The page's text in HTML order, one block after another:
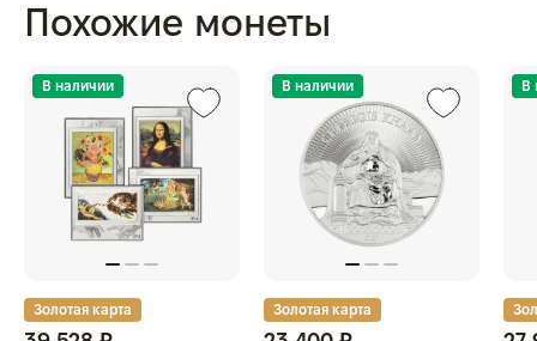
Похожие монеты
В наличии
Золотая карта
В наличии
Золотая карта
В